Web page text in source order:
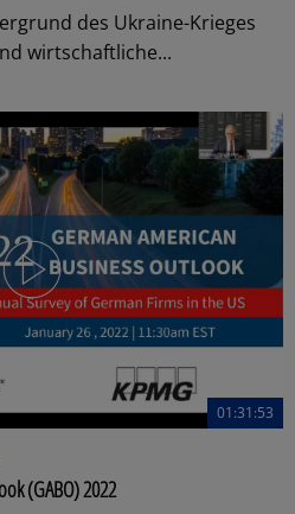
des Ukraine-Krieges
wirtschaftliche...
01:31:53
(GABO) 2022